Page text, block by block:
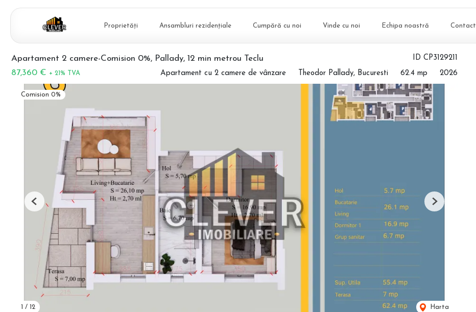
Proprietăți Ansambluri rezidențiale Cumpără cu noi Vinde cu noi Echipa noastră Contact
ID CP3129211
Apartament 2 camere-Comision 0%, Pallady, 12 min metrou Teclu
87,360 € + 21% TVA Apartament cu 2 camere de vânzare Theodor Pallady, Bucuresti 62.4 mp 2026
Comision 0%
/ 12 Harta
Previous Next